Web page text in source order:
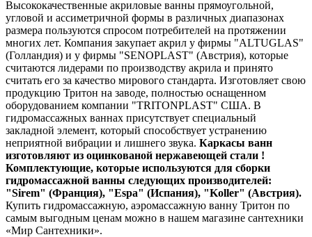
Высококачественные акриловые ванны прямоугольной,
угловой и ассиметричной формы в различных диапазонах
размера пользуются спросом потребителей на протяжении
многих лет. Компания закупает акрил у фирмы "ALTUGLAS"
(Голландия) и у фирмы "SENOPLAST" (Австрия), которые
считаются лидерами по производству акрила и принято
считать его за качество мирового стандарта. Изготовляет свою
продукцию Тритон на заводе, полностью оснащенном
оборудованием компании "TRITONPLAST" США. В
гидромассажных ваннах присутствует специальный
закладной элемент, который способствует устранению
неприятной вибрации и лишнего звука. Каркасы ванн
изготовляют из оцинкованой нержавеющей стали !
Комплектующие, которые используются для сборки
гидромассажной ванны следующих производителей:
"Sirem" (Франция), "Espa" (Испания), "Koller" (Австрия).
Купить гидромассажную, аэромассажную ванну Тритон по
самым выгодным ценам можно в нашем магазине сантехники
«Мир Сантехники».